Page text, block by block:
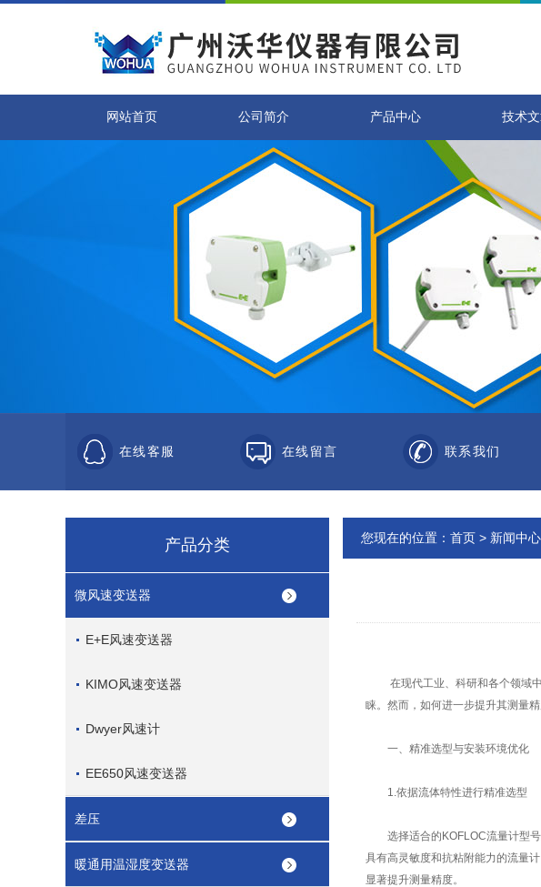
网站首页 公司简介 产品中心 技术
在线客服 在线留言 联系我们
产品分类
微风速变送器
E+E风速变送器
KIMO风速变送器
Dwyer风速计
EE650风速变送器
差压
暖通用温湿度变送器
您现在的位置： 首页 > 新闻中心
在现代工业、科研和各个领域中
睐。然而，如何进一步提升其测量
一、精准选型与安装环境优化
1.依据流体特性进行精准选型
选择适合的KOFLOC流量计型号
具有高灵敏度和抗粘附能力的流量
显著提升测量精度。